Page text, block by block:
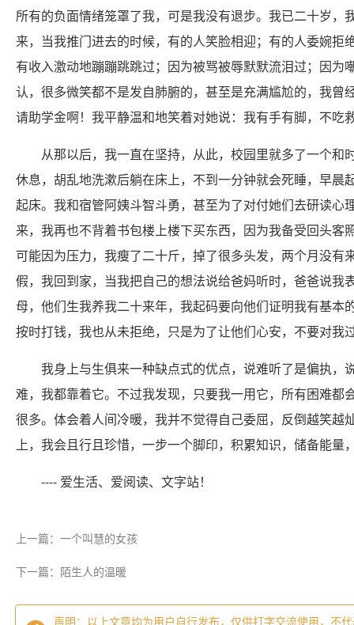
所有的负面情绪笼罩了我，可是我没有退步。我已二十岁
来，当我推门进去的时候，有的人笑脸相迎；有的人委婉
有收入激动地蹦蹦跳跳过；因为被骂被辱默默流泪过；因
认，很多微笑都不是发自肺腑的，甚至是充满尴尬的，我
请助学金啊！我平静温和地笑着对她说：我有手有脚，不
从那以后，我一直在坚持，从此，校园里就多了一个
休息，胡乱地洗漱后躺在床上，不到一分钟就会死睡，早
起床。我和宿管阿姨斗智斗勇，甚至为了对付她们去研读
来，我再也不背着书包楼上楼下买东西，因为我备受回头
可能因为压力，我瘦了二十斤，掉了很多头发，两个月没
假，我回到家，当我把自己的想法说给爸妈听时，爸爸说
母，他们生我养我二十来年，我起码要向他们证明我有基
按时打钱，我也从未拒绝，只是为了让他们心安，不要对
我身上与生俱来一种缺点式的优点，说难听了是偏执
难，我都靠着它。不过我发现，只要我一用它，所有困难
很多。体会着人间冷暖，我并不觉得自己委屈，反倒越笑
上，我会且行且珍惜，一步一个脚印，积累知识，储备能
---- 爱生活、爱阅读、文字站！
上一篇：一个叫慧的女孩
下一篇：陌生人的温暖
声明：以上文章均为用户自行发布，仅供打字交流使用，不